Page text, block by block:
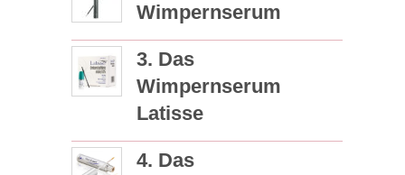
Wimpernserum
3. Das
Wimpernserum
Latisse
4. Das